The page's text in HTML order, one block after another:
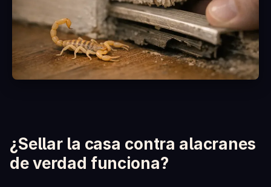
¿Sellar la casa contra alacranes
de verdad funciona?